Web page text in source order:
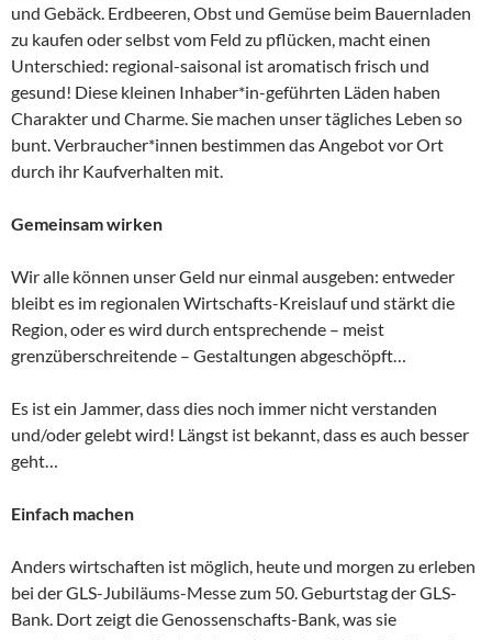
und Gebäck. Erdbeeren, Obst und Gemüse beim Bauernladen
zu kaufen oder selbst vom Feld zu pflücken, macht einen
Unterschied: regional-saisonal ist aromatisch frisch und
gesund! Diese kleinen Inhaber*in-geführten Läden haben
Charakter und Charme. Sie machen unser tägliches Leben so
bunt. Verbraucher*innen bestimmen das Angebot vor Ort
durch ihr Kaufverhalten mit.
Gemeinsam wirken
Wir alle können unser Geld nur einmal ausgeben: entweder
bleibt es im regionalen Wirtschafts-Kreislauf und stärkt die
Region, oder es wird durch entsprechende – meist
grenzüberschreitende – Gestaltungen abgeschöpft…
Es ist ein Jammer, dass dies noch immer nicht verstanden
und/oder gelebt wird! Längst ist bekannt, dass es auch besser
geht…
Einfach machen
Anders wirtschaften ist möglich, heute und morgen zu erleben
bei der GLS-Jubiläums-Messe zum 50. Geburtstag der GLS-
Bank. Dort zeigt die Genossenschafts-Bank, was sie